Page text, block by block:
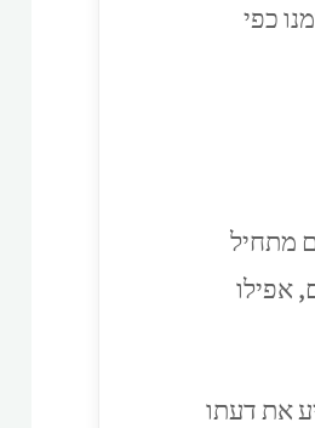
כפי
מתחיל
אפילו
את דעתו